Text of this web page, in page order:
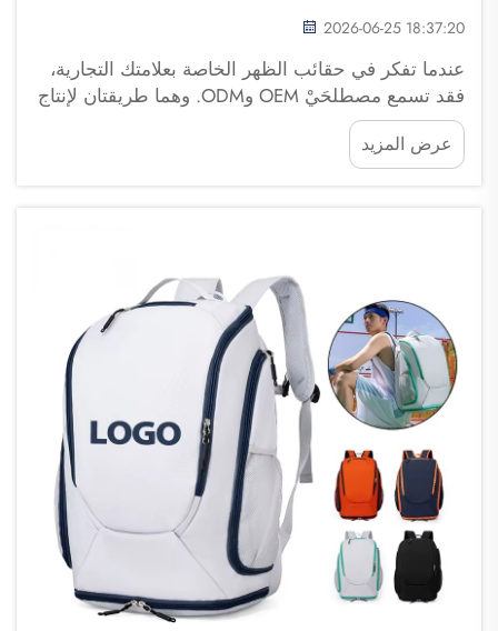
2026-06-25 18:37:20
عندما تفكر في حقائب الظهر الخاصة بعلامتك التجارية،
فقد تسمع مصطلحَيْ OEM وODM. وهما طريقتان لإنتاج
حقائب ظهر تحمل شعار علامتك التجارية. وتعني عبارة
OEM المُصنِّع الأصلي للمعدات. وهذا يعني أنك تقدِّم
التصميم إلى شركة ما، وتقوم هذه الشركة بتصنيعه...
عرض المزيد